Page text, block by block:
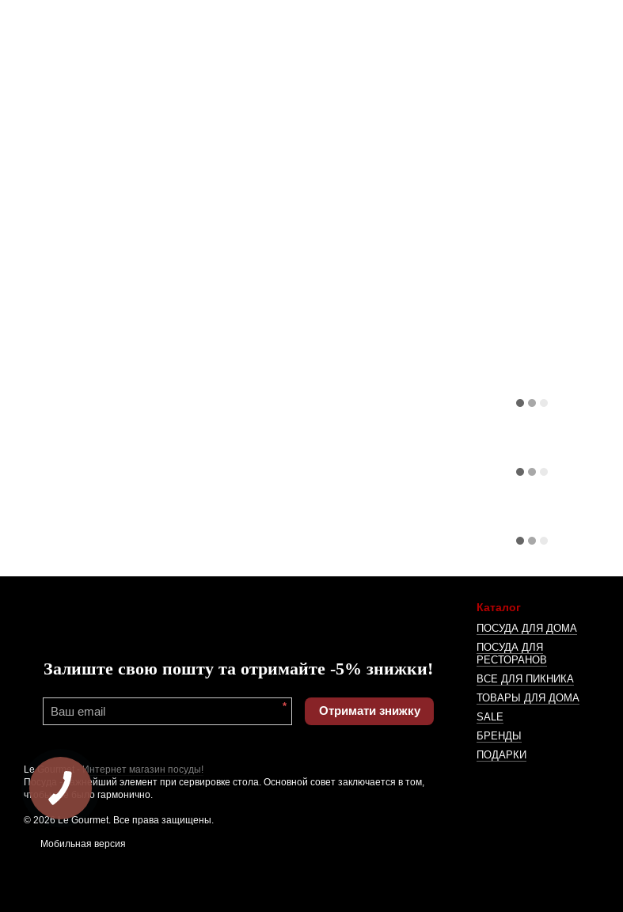
Залиште свою пошту та отримайте -5% знижки!
* Отримати знижку
Le Gourmet - Интернет магазин посуды!
Посуда - важнейший элемент при сервировке стола. Основной совет заключается в том,
чтобы все было гармонично.
© 2026 Le Gourmet. Все права защищены.
Мобильная версия
Каталог
ПОСУДА ДЛЯ ДОМА
ПОСУДА ДЛЯ
РЕСТОРАНОВ
ВСЕ ДЛЯ ПИКНИКА
ТОВАРЫ ДЛЯ ДОМА
SALE
БРЕНДЫ
ПОДАРКИ